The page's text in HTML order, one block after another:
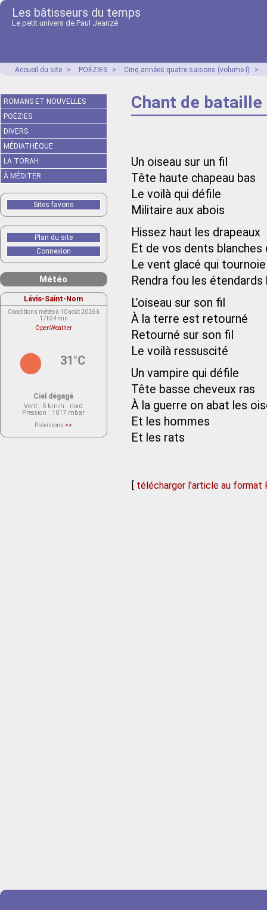
Les bâtisseurs du temps
Le petit univers de Paul Jeanzé
Accueil du site > POÉZIES > Cinq années quatre saisons (volume I) >
Chant de bataille
Un oiseau sur un fil
Tête haute chapeau bas
Le voilà qui défile
Militaire aux abois
Hissez haut les drapeaux
Et de vos dents blanches
Le vent glacé qui tournoie
Rendra fou les étendards
L’oiseau sur son fil
À la terre est retourné
Retourné sur son fil
Le voilà ressuscité
Un vampire qui défile
Tête basse cheveux ras
À la guerre on abat les
Et les hommes
Et les rats
[ télécharger l'article au format
ROMANS ET NOUVELLES
POÉZIES
DIVERS
MÉDIATHÈQUE
LA TORAH
À MÉDITER
Sites favoris
Plan du site
Connexion
Météo
Lévis-Saint-Nom
Conditions météo à 10 août 2026 à
17h34min
OpenWeather
31°C
Ciel dégagé
Vent : 5 km/h - nord
Pression : 1017 mbar
Prévisions >>
actuellement aucune prévision